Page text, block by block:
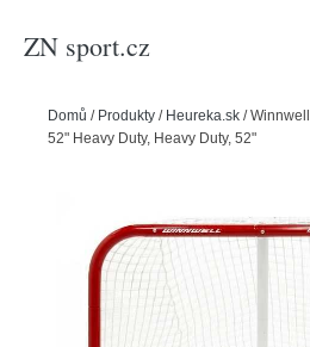
ZN sport.cz
Domů / Produkty / Heureka.sk /
52" Heavy Duty, Heavy Duty, 52"